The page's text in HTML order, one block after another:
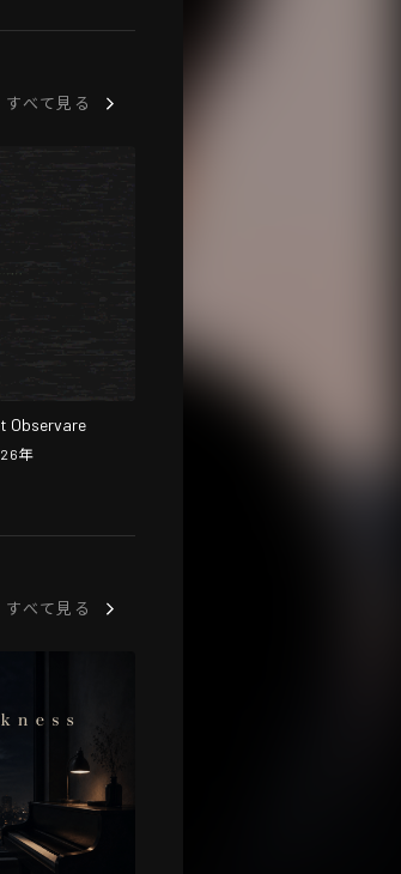
すべて見る
Observare
年
すべて見る